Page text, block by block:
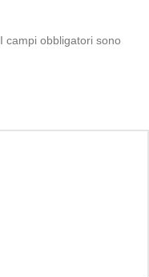
I campi obbligatori sono